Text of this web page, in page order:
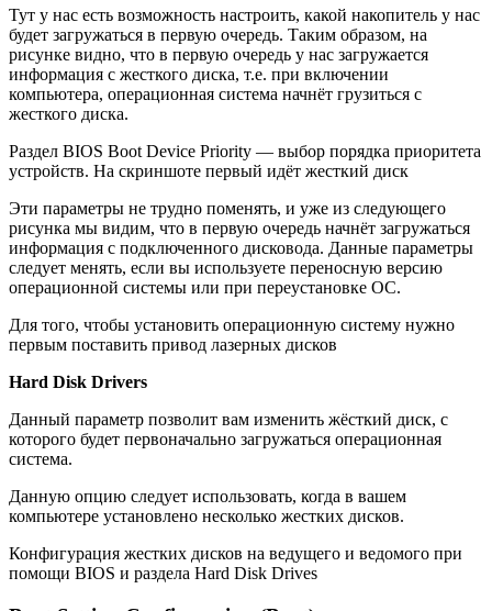
Тут у нас есть возможность настроить, какой накопитель у нас
будет загружаться в первую очередь. Таким образом, на
рисунке видно, что в первую очередь у нас загружается
информация с жесткого диска, т.е. при включении
компьютера, операционная система начнёт грузиться с
жесткого диска.
Раздел BIOS Boot Device Priority — выбор порядка приоритета
устройств. На скриншоте первый идёт жесткий диск
Эти параметры не трудно поменять, и уже из следующего
рисунка мы видим, что в первую очередь начнёт загружаться
информация с подключенного дисковода. Данные параметры
следует менять, если вы используете переносную версию
операционной системы или при переустановке ОС.
Для того, чтобы установить операционную систему нужно
первым поставить привод лазерных дисков
Hard Disk Drivers
Данный параметр позволит вам изменить жёсткий диск, с
которого будет первоначально загружаться операционная
система.
Данную опцию следует использовать, когда в вашем
компьютере установлено несколько жестких дисков.
Конфигурация жестких дисков на ведущего и ведомого при
помощи BIOS и раздела Hard Disk Drives